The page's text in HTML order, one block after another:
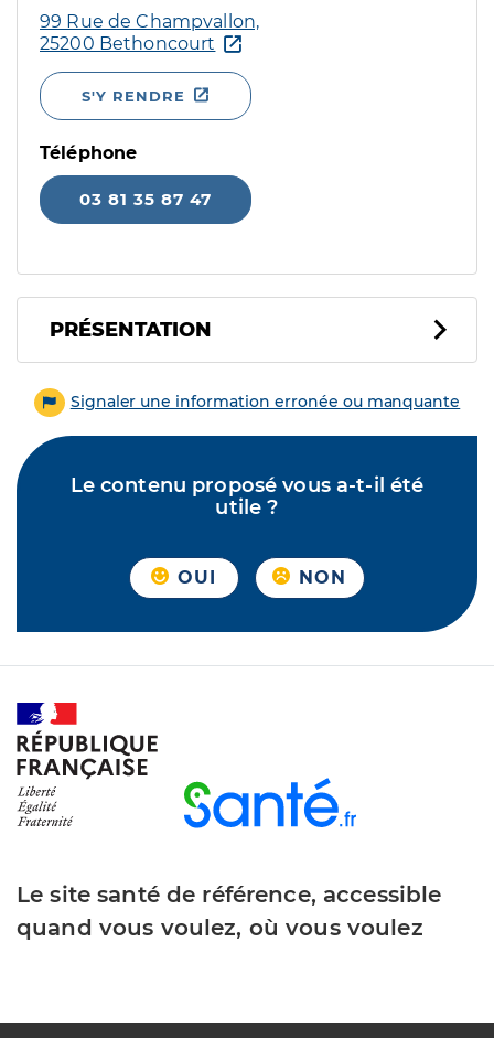
99 Rue de Champvallon,
25200 Bethoncourt
S'Y RENDRE
Téléphone
03 81 35 87 47
PRÉSENTATION
Signaler une information erronée ou manquante
Le contenu proposé vous a-t-il été
utile ?
OUI NON
Le site santé de référence, accessible
quand vous voulez, où vous voulez